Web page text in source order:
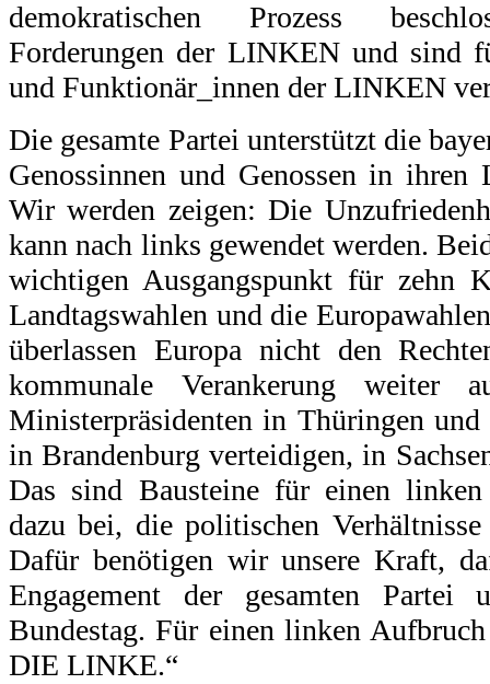
demokratischen Prozess
Forderungen der LINKEN und sind
und Funktionär_innen der LINKEN
Die gesamte Partei unterstützt die
Genossinnen und Genossen in ihren
Wir werden zeigen: Die
kann nach links gewendet werden.
wichtigen Ausgangspunkt für zehn
Landtagswahlen und die
überlassen Europa nicht den
kommunale Verankerung weiter
Ministerpräsidenten in Thüringen
in Brandenburg verteidigen, in
Das sind Bausteine für einen
dazu bei, die politischen
Dafür benötigen wir unsere Kraft,
Engagement der gesamten
Bundestag. Für einen linken
DIE LINKE.“